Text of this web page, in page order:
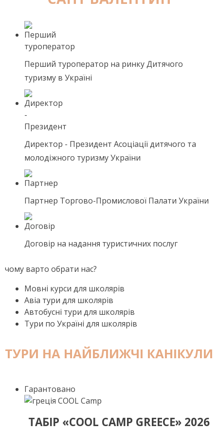
Перший туроператор на ринку Дитячого
туризму в Україні
Директор - Президент Асоціації дитячого та
молодіжного туризму України
Партнер Торгово-Промислової Палати України
Договір на надання туристичних послуг
чому варто обрати нас?
Мовні курси для школярів
Авіа тури для школярів
Автобусні тури для школярів
Тури по Україні для школярів
ТУРИ НА НАЙБЛИЖЧІ КАНІКУЛИ
Гарантовано
ТАБІР «COOL CAMP GREECE» 2026